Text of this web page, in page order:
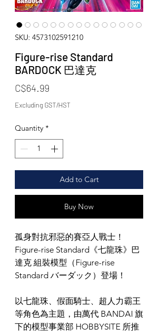
SKU: 4573102591210
Figure-rise Standard
BARDOCK 巴達克
C$64.99
Excluding GST/HST
Quantity *
Add to Cart
Buy Now
孤身對抗邪惡的賽亞人戰士！
Figure-rise Standard《七龍珠》巴
達克 組裝模型（Figure-rise
Standard バーダック）登場！
以七龍珠、假面騎士、超人力霸王
等角色為主題，由萬代 BANDAI 旗
下的模型事業部 HOBBYSITE 所推